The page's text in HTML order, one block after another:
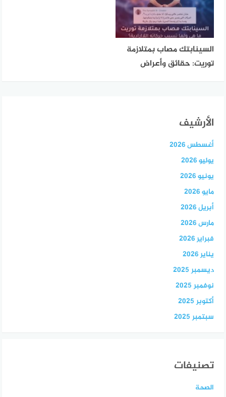
السينابتك مصاب بمتلازمة
توريت: حقائق وأعراض
الأرشيف
أغسطس 2026
يوليو 2026
يونيو 2026
مايو 2026
أبريل 2026
مارس 2026
فبراير 2026
يناير 2026
ديسمبر 2025
نوفمبر 2025
أكتوبر 2025
سبتمبر 2025
تصنيفات
الصحة